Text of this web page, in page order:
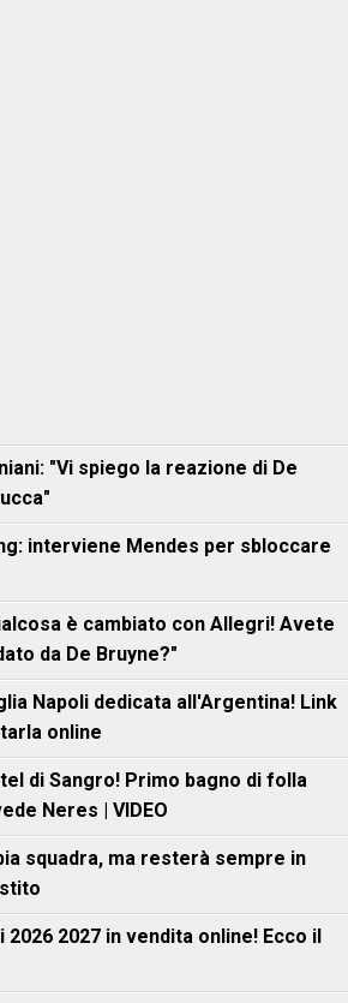
"Vi spiego la reazione di De
interviene Mendes per sbloccare
è cambiato con Allegri! Avete
da De Bruyne?"
Napoli dedicata all'Argentina! Link
online
di Sangro! Primo bagno di folla
Neres | VIDEO
squadra, ma resterà sempre in
2026 2027 in vendita online! Ecco il